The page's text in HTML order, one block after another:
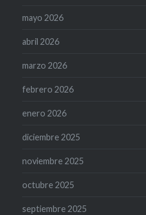
mayo 2026
abril 2026
marzo 2026
febrero 2026
enero 2026
diciembre 2025
noviembre 2025
octubre 2025
septiembre 2025